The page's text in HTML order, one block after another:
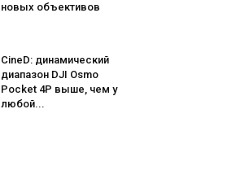
новых объективов
CineD: динамический
диапазон DJI Osmo
Pocket 4P выше, чем у
любой...